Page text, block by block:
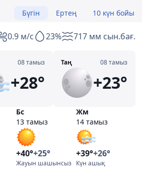
Бүгін Ертең 10 күн бойы
0.9 м/с 23% 717 мм сын.бағ.
08 тамыз
+28°
Таң 08 тамыз
+23°
Бс
13 тамыз
+40°+25°
Жауын шашынсыз
Жм
14 тамыз
+39°+26°
Күн ашық